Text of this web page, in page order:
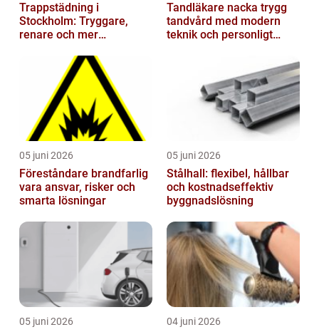
Trappstädning i
Stockholm: Tryggare,
renare och mer
Tandläkare nacka trygg
tandvård med modern
teknik och personligt
05 juni 2026
Föreståndare brandfarlig
vara ansvar, risker och
smarta lösningar
05 juni 2026
Stålhall: flexibel, hållbar
och kostnadseffektiv
byggnadslösning
05 juni 2026 04 juni 2026